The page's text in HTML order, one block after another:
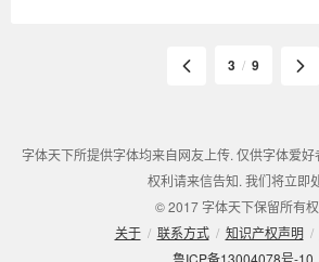
3 / 9
字体天下所提供字体均来自网友上传. 仅供字体爱
权利请来信告知. 我们将立即
© 2017 字体天下保留所有
关于 / 联系方式 / 知识产权声明 /
鲁ICP备13004078号-10